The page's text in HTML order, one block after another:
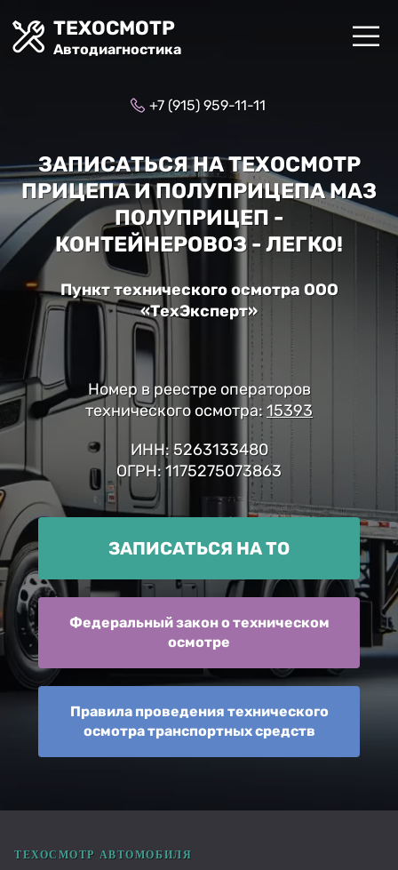
ТЕХОСМОТР
Автодиагностика
+7 (915) 959-11-11
ЗАПИСАТЬСЯ НА ТЕХОСМОТР
ПРИЦЕПА И ПОЛУПРИЦЕПА МАЗ
ПОЛУПРИЦЕП -
КОНТЕЙНЕРОВОЗ - ЛЕГКО!
Пункт технического осмотра ООО
«ТехЭксперт»
Номер в реестре операторов
технического осмотра:15393
ИНН: 5263133480
ОГРН: 1175275073863
ЗАПИСАТЬСЯ НА ТО
Федеральный закон о техническом
осмотре
Правила проведения технического
осмотра транспортных средств